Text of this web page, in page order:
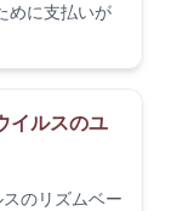
めに支払いが
イルスのユ
のリズムベー